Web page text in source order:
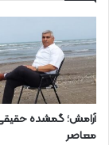
آرامش؛ گمشده
معاصر